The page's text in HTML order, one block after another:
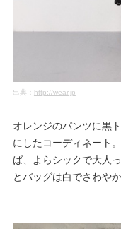
出典： http://wear.jp
オレンジのパンツに黒
にしたコーディネート
ば、よらシックで大人
とバッグは白でさわや